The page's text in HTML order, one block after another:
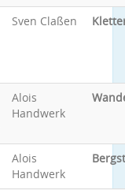
Sven Claßen
Alois
Handwerk
Alois
Handwerk